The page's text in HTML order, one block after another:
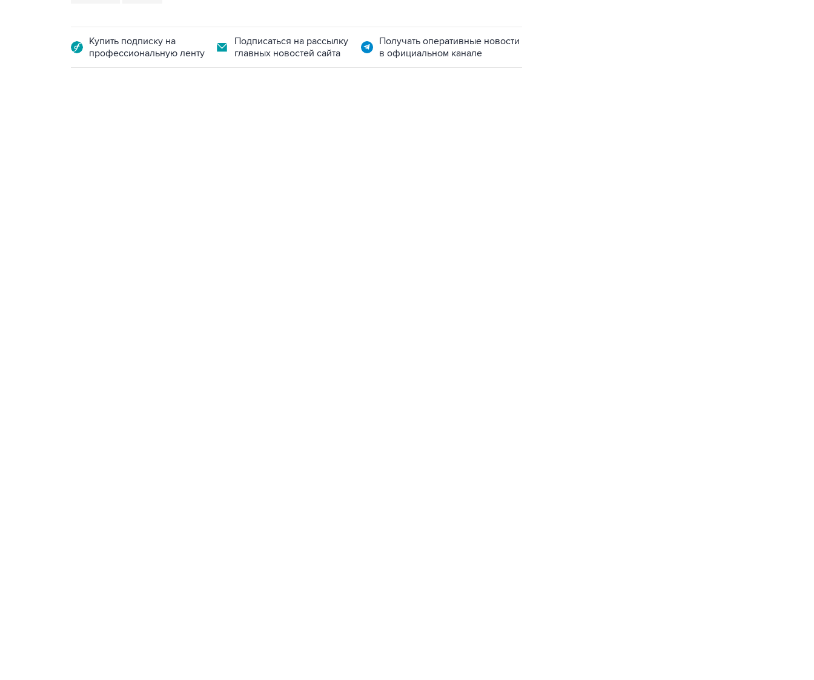
Купить подписку на
профессиональную ленту
Подписаться на рассылку
главных новостей сайта
Получать оперативные новости
в официальном канале